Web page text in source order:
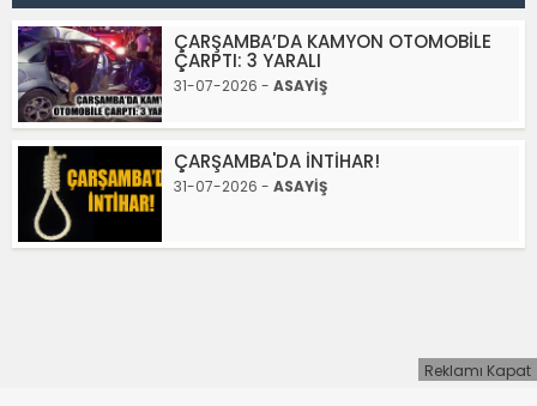
ÇARŞAMBA’DA KAMYON OTOMOBİLE
ÇARPTI: 3 YARALI
31-07-2026 - ASAYİŞ
ÇARŞAMBA'DA İNTİHAR!
31-07-2026 - ASAYİŞ
Reklamı Kapat